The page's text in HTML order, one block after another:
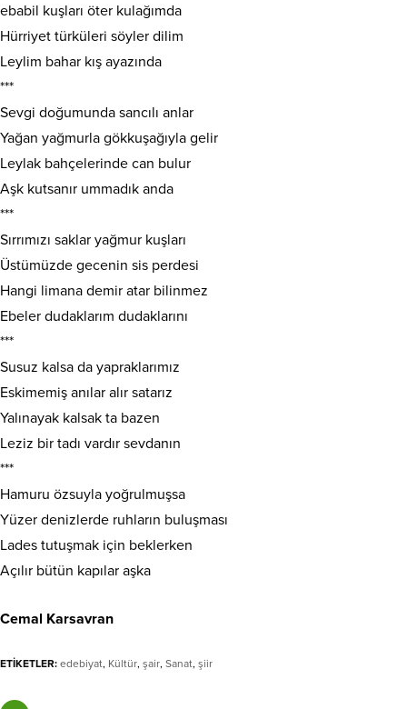
ebabil kuşları öter kulağımda
Hürriyet türküleri söyler dilim
Leylim bahar kış ayazında
***
Sevgi doğumunda sancılı anlar
Yağan yağmurla gökkuşağıyla gelir
Leylak bahçelerinde can bulur
Aşk kutsanır ummadık anda
***
Sırrımızı saklar yağmur kuşları
Üstümüzde gecenin sis perdesi
Hangi limana demir atar bilinmez
Ebeler dudaklarım dudaklarını
***
Susuz kalsa da yapraklarımız
Eskimemiş anılar alır satarız
Yalınayak kalsak ta bazen
Leziz bir tadı vardır sevdanın
***
Hamuru özsuyla yoğrulmuşsa
Yüzer denizlerde ruhların buluşması
Lades tutuşmak için beklerken
Açılır bütün kapılar aşka
Cemal Karsavran
ETİKETLER: edebiyat, Kültür, şair, Sanat, şiir